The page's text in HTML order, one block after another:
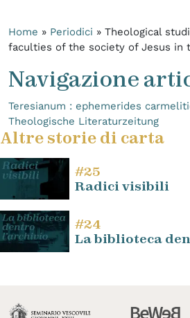
Home » Periodici » Theological
faculties of the society of Jesus in
Navigazione
Teresianum : ephemerides
Theologische Literaturzeitung
Altre storie di carta
#25
Radici visibili
#24
La biblioteca